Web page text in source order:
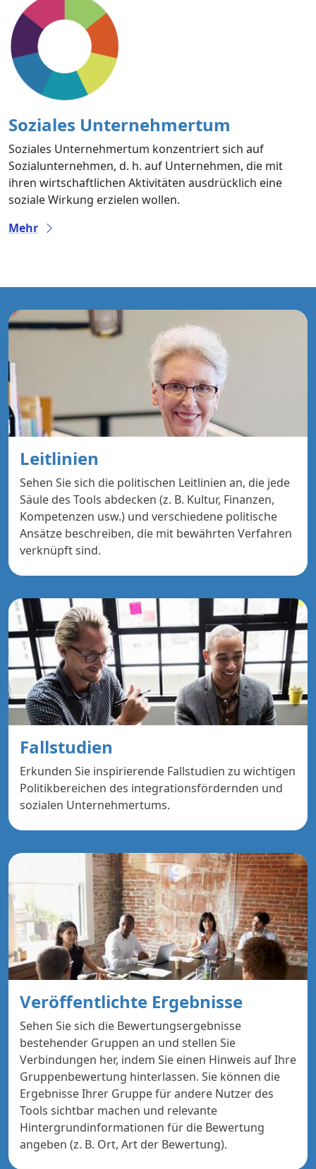
Soziales Unternehmertum
Soziales Unternehmertum konzentriert sich auf
Sozialunternehmen, d. h. auf Unternehmen, die mit
ihren wirtschaftlichen Aktivitäten ausdrücklich eine
soziale Wirkung erzielen wollen.
Mehr
Leitlinien
Sehen Sie sich die politischen Leitlinien an, die jede
Säule des Tools abdecken (z. B. Kultur, Finanzen,
Kompetenzen usw.) und verschiedene politische
Ansätze beschreiben, die mit bewährten Verfahren
verknüpft sind.
Fallstudien
Erkunden Sie inspirierende Fallstudien zu wichtigen
Politikbereichen des integrationsfördernden und
sozialen Unternehmertums.
Veröffentlichte Ergebnisse
Sehen Sie sich die Bewertungsergebnisse
bestehender Gruppen an und stellen Sie
Verbindungen her, indem Sie einen Hinweis auf Ihre
Gruppenbewertung hinterlassen. Sie können die
Ergebnisse Ihrer Gruppe für andere Nutzer des
Tools sichtbar machen und relevante
Hintergrundinformationen für die Bewertung
angeben (z. B. Ort, Art der Bewertung).